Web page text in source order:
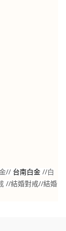
// 台南白金 //白
//結婚對戒//結婚